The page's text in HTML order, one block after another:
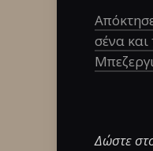
σένα και
Δώστε